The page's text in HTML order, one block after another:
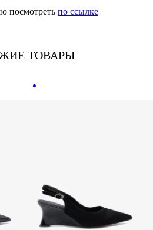
посмотреть по ссылке
ТОВАРЫ